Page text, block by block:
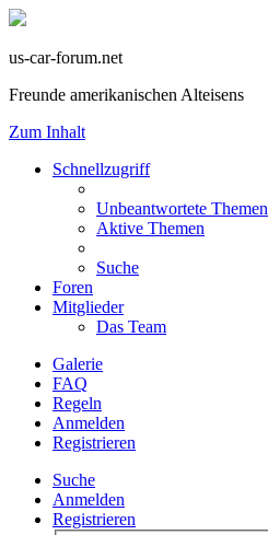
us-car-forum.net
Freunde amerikanischen Alteisens
Zum Inhalt
Schnellzugriff
Unbeantwortete Themen
Aktive Themen
Suche
Foren
Mitglieder
Das Team
Galerie
FAQ
Regeln
Anmelden
Registrieren
Suche
Anmelden
Registrieren